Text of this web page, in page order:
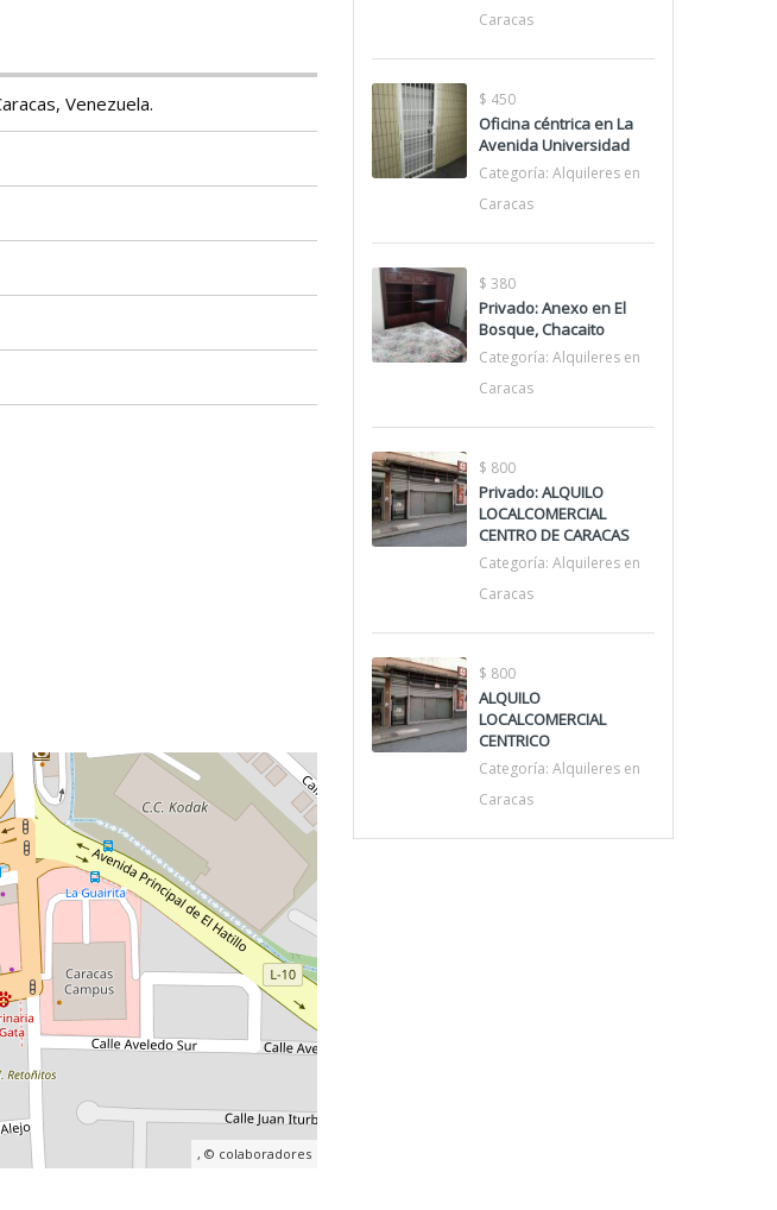
Venezuela.
, © colaboradores
Caracas
$ 450
Oficina céntrica en La
Avenida Universidad
Categoría: Alquileres en
Caracas
$ 380
Privado: Anexo en El
Bosque, Chacaito
Categoría: Alquileres en
Caracas
$ 800
Privado: ALQUILO
LOCALCOMERCIAL
CENTRO DE CARACAS
Categoría: Alquileres en
Caracas
$ 800
ALQUILO
LOCALCOMERCIAL
CENTRICO
Categoría: Alquileres en
Caracas